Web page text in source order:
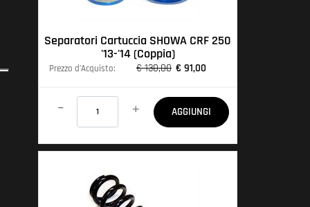
Separatori Cartuccia SHOWA CRF 250
'13-'14 (Coppia)
Prezzo d'Acquisto: € 130,00 € 91,00
Quantità
AGGIUNGI